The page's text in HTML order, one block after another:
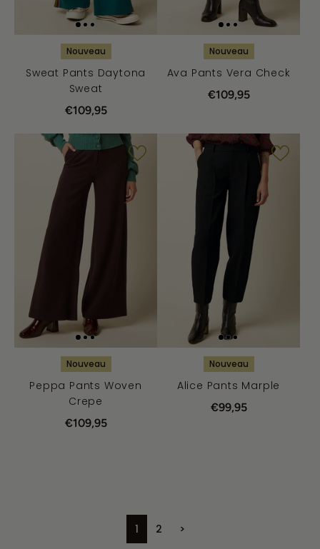
Nouveau
Sweat Pants Daytona
Sweat
€109,95
Nouveau
Ava Pants Vera Check
€109,95
Nouveau
Peppa Pants Woven
Crepe
€109,95
Nouveau
Alice Pants Marple
€99,95
1 2 >